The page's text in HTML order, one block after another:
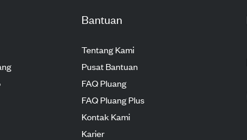
Bantuan
Tentang Kami
Pusat Bantuan
FAQ Pluang
FAQ Pluang Plus
Kontak Kami
Karier